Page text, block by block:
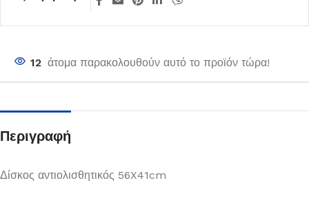
12 άτομα παρακολουθούν αυτό το προϊόν τώρα!
Περιγραφή
Δίσκος αντιολισθητικός 56X41cm